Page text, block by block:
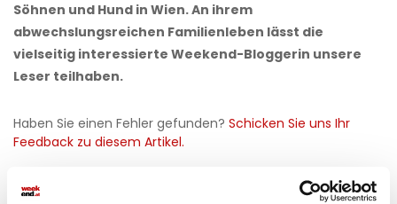
Söhnen und Hund in Wien. An ihrem
abwechslungsreichen Familienleben lässt die
vielseitig interessierte Weekend-Bloggerin unsere
Leser teilhaben.
Haben Sie einen Fehler gefunden? Schicken Sie uns Ihr
Feedback zu diesem Artikel.